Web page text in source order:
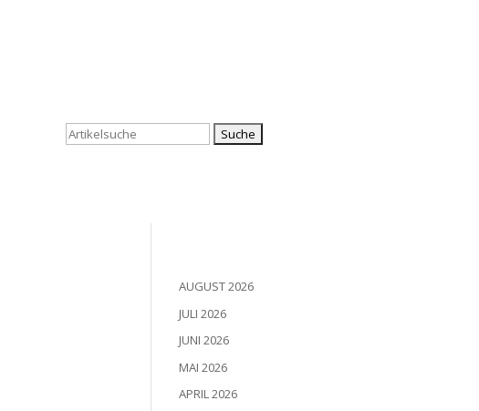
Suchen
AUGUST 2026
JULI 2026
JUNI 2026
MAI 2026
APRIL 2026